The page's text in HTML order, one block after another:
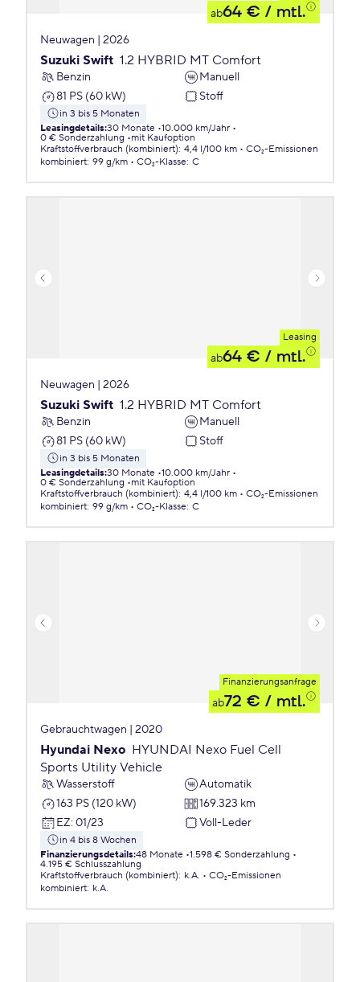
ab64 € / mtl.
Neuwagen | 2026
Suzuki Swift 1.2 HYBRID MT Comfort
Benzin
Manuell
81 PS (60 kW)
Stoff
in 3 bis 5 Monaten
Leasingdetails:30 Monate 10.000 km/Jahr
0 € Sonderzahlung
mit Kaufoption
Kraftstoffverbrauch (kombiniert): 4,4 l/100 km
CO₂-Emissionen
kombiniert: 99 g/km CO₂-Klasse: C
Leasing
ab64 € / mtl.
Neuwagen | 2026
Suzuki Swift 1.2 HYBRID MT Comfort
Benzin
Manuell
81 PS (60 kW)
Stoff
in 3 bis 5 Monaten
Leasingdetails:30 Monate 10.000 km/Jahr
0 € Sonderzahlung
mit Kaufoption
Kraftstoffverbrauch (kombiniert): 4,4 l/100 km
CO₂-Emissionen
kombiniert: 99 g/km CO₂-Klasse: C
Finanzierungsanfrage
ab72 € / mtl.
Gebrauchtwagen | 2020
Hyundai Nexo HYUNDAI Nexo Fuel Cell
Sports Utility Vehicle
Wasserstoff
Automatik
163 PS (120 kW)
169.323 km
EZ: 01/23 Voll-Leder
in 4 bis 8 Wochen
Finanzierungsdetails:48 Monate 1.598 € Sonderzahlung
4.195 € Schlusszahlung
Kraftstoffverbrauch (kombiniert): k.A.
CO₂-Emissionen
kombiniert: k.A.